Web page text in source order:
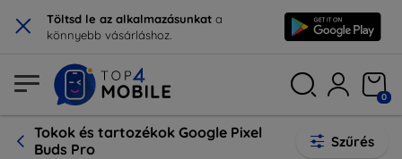
× Töltsd le az alkalmazásunkat a
könnyebb vásárláshoz.
0
Tokok és tartozékok Google Pixel
Buds Pro
Szűrés